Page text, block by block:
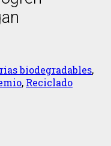
biodegradables,
, Reciclado